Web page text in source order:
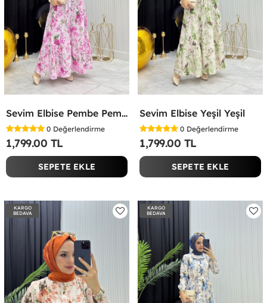
Sevim Elbise Pembe Pembe
0 Değerlendirme
1,799.00 TL
SEPETE EKLE
Sevim Elbise Yeşil Yeşil
0 Değerlendirme
1,799.00 TL
SEPETE EKLE
KARGO
BEDAVA
KARGO
BEDAVA